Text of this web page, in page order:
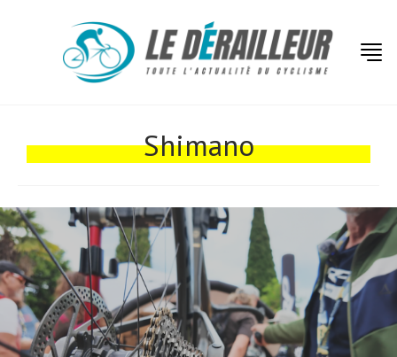
Shimano
Technologies
Tests de produits
Conseils
Tendances
Tous nos articles
À propos